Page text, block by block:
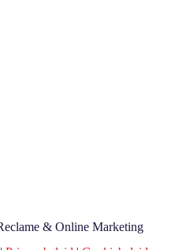
& Online Marketing